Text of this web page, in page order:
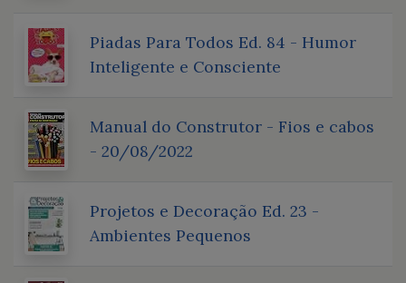
Piadas Para Todos Ed. 84 - Humor
Inteligente e Consciente
Manual do Construtor - Fios e cabos
- 20/08/2022
Projetos e Decoração Ed. 23 -
Ambientes Pequenos